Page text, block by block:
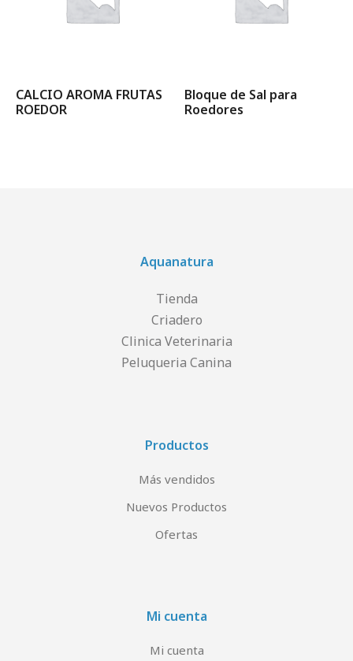
CALCIO AROMA FRUTAS
ROEDOR
Bloque de Sal para
Roedores
Aquanatura
Tienda
Criadero
Clinica Veterinaria
Peluqueria Canina
Productos
Más vendidos
Nuevos Productos
Ofertas
Mi cuenta
Mi cuenta